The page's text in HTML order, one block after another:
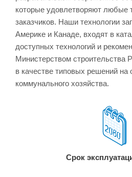
которые удовлетворяют любые
заказчиков. Наши технологии
Америке и Канаде, входят в
доступных технологий и
Министерством строительства
в качестве типовых решений
коммунального хозяйства.
Срок